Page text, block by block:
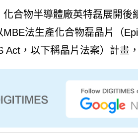
合物半導體廠英特磊展開後
法生產化合物磊晶片（
，以下稱晶片法案）計畫